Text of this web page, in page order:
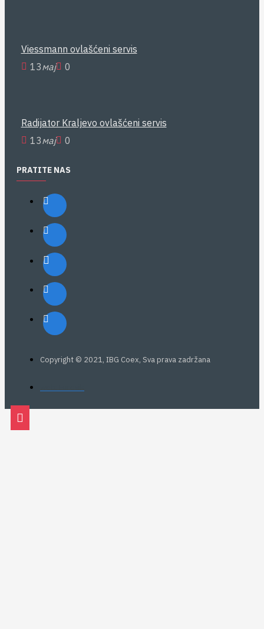
Viessmann ovlašćeni servis
13мај 0
Radijator Kraljevo ovlašćeni servis
13мај 0
PRATITE NAS
Copyright © 2021, IBG Coex, Sva prava zadržana